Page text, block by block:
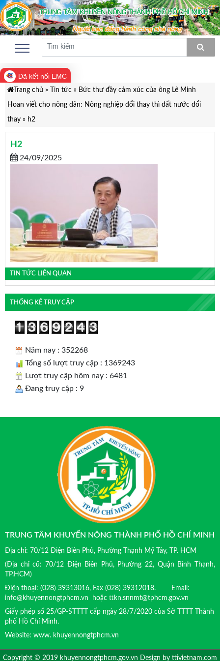
Đã kết nối EMC
Trang chủ » Tin tức» Bức thư đầy cảm xúc của ông Lê Minh
Hoan viết cho nông dân: Nông nghiệp đổi thay thì đất nước đổi
thay» h2
H2
24/09/2025
TIN TỨC LIÊN QUAN
THỐNG KÊ TRUY CẬP
Năm nay : 352268
Tổng số lượt truy cập : 1369243
Lượt truy cập hôm nay : 6481
Đang truy cập : 9
TRUNG TÂM KHUYẾN NÔNG THÀNH PHỐ HỒ CHÍ MINH
Địa chỉ: 70/12 Điện Biên Phủ, Phường Thạnh Mỹ Tây, TP. HCM
(Địa chỉ cũ: 70/12 Điện Biên Phủ, Phường 22, Quận Bình Thạnh,
TP.HCM)
Điện thoại: (028) 39313016, Fax (028) 39312018. Email:
info@khuyennongtphcm.vn hoặc ttkn.snnmt@tphcm.gov.vn
Giấy phép số 25/GP-STTTT cấp ngày 28/7/2020 của Sở TTTT Thành
phố Hồ Chí Minh.
Website: www. khuyennongtphcm.vn
Copyright © 2019 khuyennongtphcm.gov.vn Design by ttivietnam.com